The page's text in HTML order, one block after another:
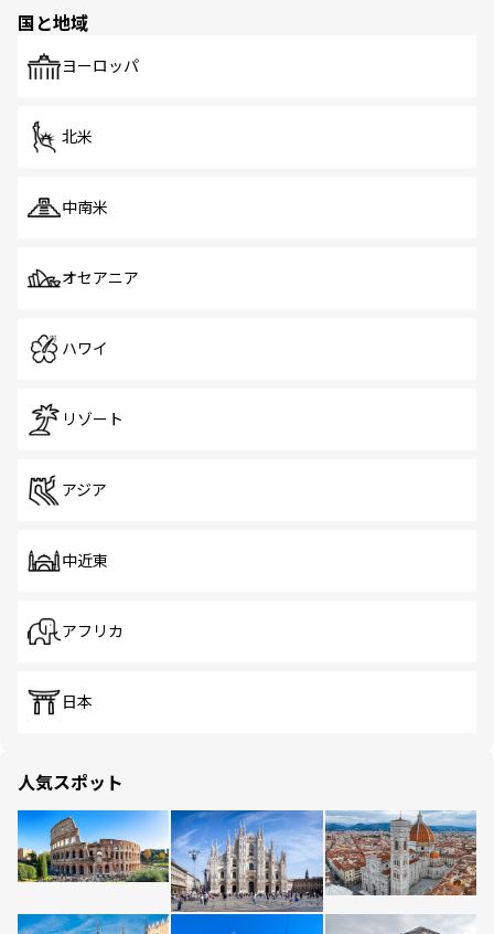
で、ホーカーズは地元の風情を楽しめる外せないスポット
国と地域
ヨーロッパ
北米
中南米
オセアニア
ハワイ
リゾート
アジア
中近東
アフリカ
日本
人気スポット